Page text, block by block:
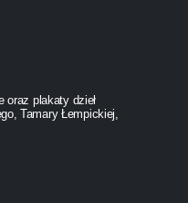
oraz plakaty dzieł
Tamary Łempickiej,